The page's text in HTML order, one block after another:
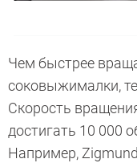
Чем быстрее
соковыжималки,
Скорость
достигать 10 000
Например,